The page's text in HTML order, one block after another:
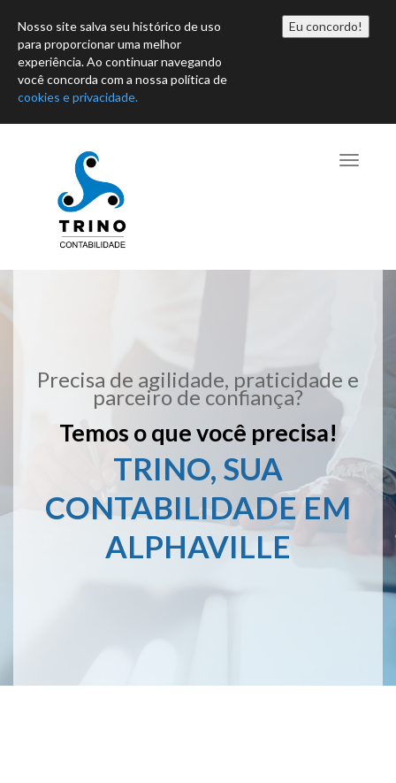
Horário: Seg-Sex 08h00 às 17h30
comercial@trino.cnt.br (11) 99455-9851
Privacidade
Toggle
Precisa de agilidade, praticidade e
parceiro de confiança?
Temos o que você precisa!
TRINO, SUA
CONTABILIDADE EM
ALPHAVILLE
Nosso site salva seu histórico de uso
para proporcionar uma melhor
experiência. Ao continuar navegando
você concorda com a nossa política de
cookies e privacidade.
Eu concordo!